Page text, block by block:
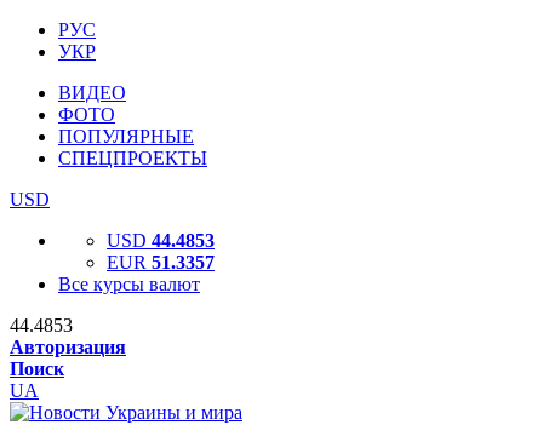
РУС
УКР
ВИДЕО
ФОТО
ПОПУЛЯРНЫЕ
СПЕЦПРОЕКТЫ
USD
USD 44.4853
EUR 51.3357
Все курсы валют
44.4853
Авторизация
Поиск
UA